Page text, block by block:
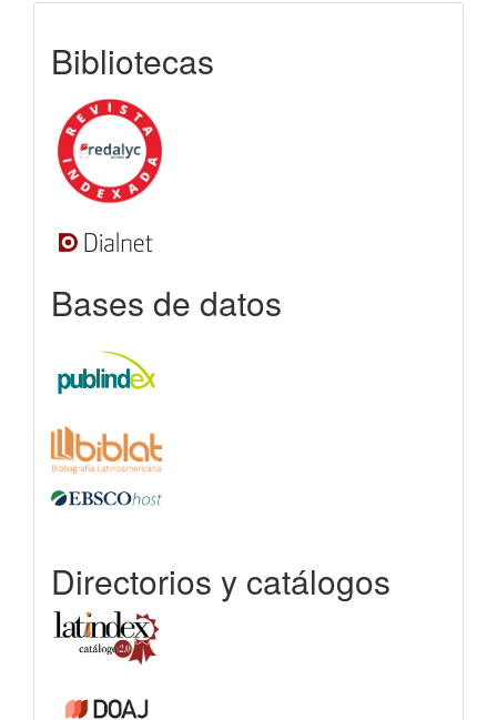
Bibliotecas
Bases de datos
Directorios y catálogos